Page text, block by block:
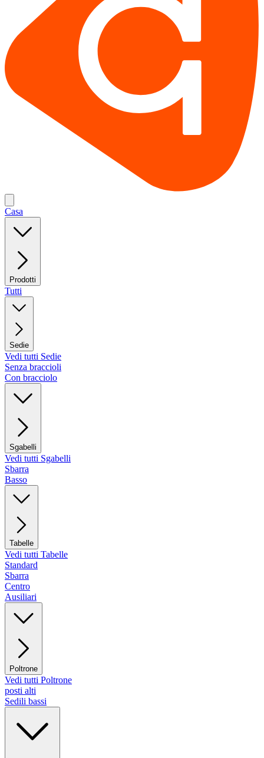
Casa
Prodotti
Tutti
Sedie
Vedi tutti Sedie
Senza braccioli
Con bracciolo
Sgabelli
Vedi tutti Sgabelli
Sbarra
Basso
Tabelle
Vedi tutti Tabelle
Standard
Sbarra
Centro
Ausiliari
Poltrone
Vedi tutti Poltrone
posti alti
Sedili bassi